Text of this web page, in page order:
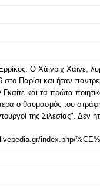
Ο Χάινριχ Χάινε,
στο Παρίσι και ήταν
Γκαίτε και τα πρώτα
ο θαυμασμός του
της Σιλεσίας". Δεν
index.php/